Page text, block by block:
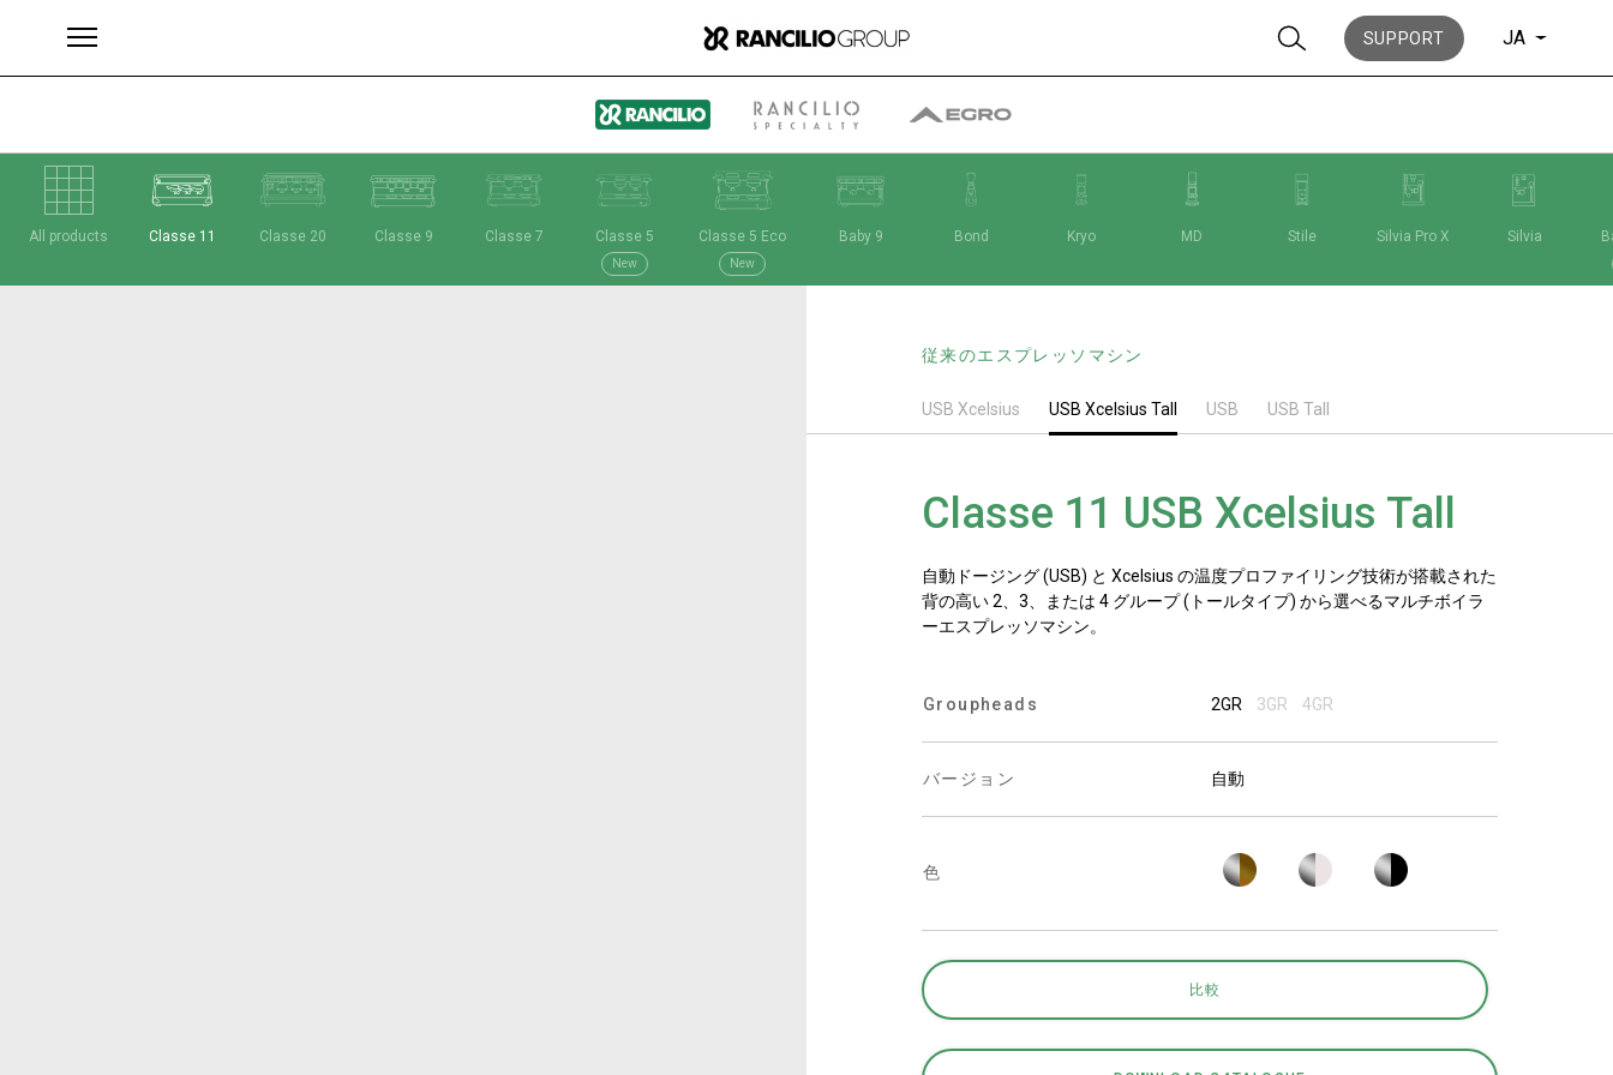
SUPPORT JA
All products Classe 11 Classe 20 Classe 9 Classe 7 Classe 5
New
Classe 5 Eco
New
Baby 9 Bond Kryo MD Stile Silvia Pro X Silvia
従来のエスプレッソマシン
USB Xcelsius USB Xcelsius Tall USB USB Tall
Classe 11 USB Xcelsius Tall
自動ドージング (USB) と Xcelsius の温度プロファイリング技術が搭載された
背の高い 2、3、または 4 グループ (トールタイプ) から選べるマルチボイラ
ーエスプレッソマシン。
Groupheads 2GR 3GR 4GR
バージョン 自動
色
比較
ブランド グループ
ランチリオ・グループに
ランチリオ・グループの
私たちと一緒に働く
ニュース
歴史
研究室紹介
リティ
接続
お問い合わせ